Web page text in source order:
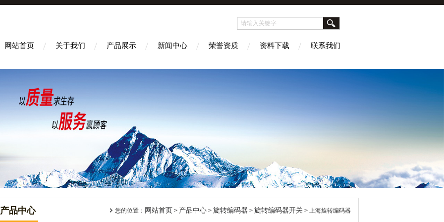
网站首页 关于我们 产品展示 新闻中心 荣誉资质 资料下载 联系我们
产品中心 您的位置： 网站首页 > 产品中心 > 旋转编码器 > 旋转编码器开关 > 上海旋转编码器